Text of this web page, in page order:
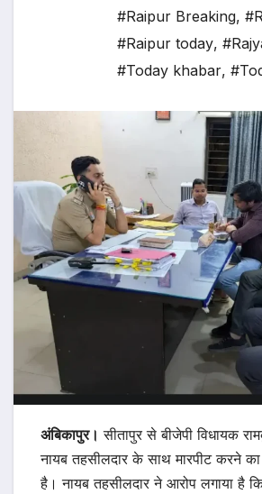
#Raipur Breaking,
#Raipur today,
#Today khabar,
अंबिकापुर। सीतापुर से बीजेपी विधायक
नायब तहसीलदार के साथ मारपीट करने
है। नायब तहसीलदार ने आरोप लगाया है